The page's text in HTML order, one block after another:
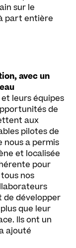
sur le
part entière
avec un
leurs équipes
de
aux
pilotes de
nous a permis
et localisée
pour
nos
de développer
que leur
Ils ont un
ajouté